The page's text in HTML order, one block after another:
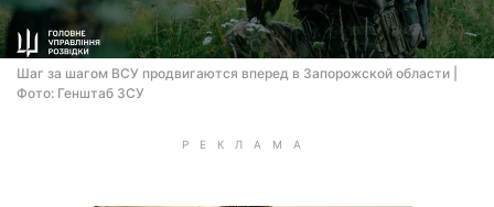
Шаг за шагом ВСУ продвигаются вперед в Запорожской области |
Фото: Генштаб ЗСУ